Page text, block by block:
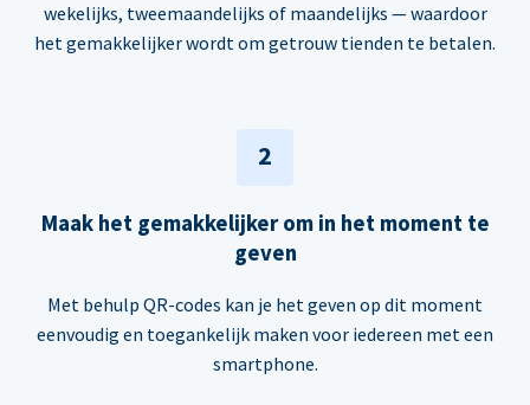
wekelijks, tweemaandelijks of maandelijks — waardoor
het gemakkelijker wordt om getrouw tienden te betalen.
2
Maak het gemakkelijker om in het moment te
geven
Met behulp QR-codes kan je het geven op dit moment
eenvoudig en toegankelijk maken voor iedereen met een
smartphone.